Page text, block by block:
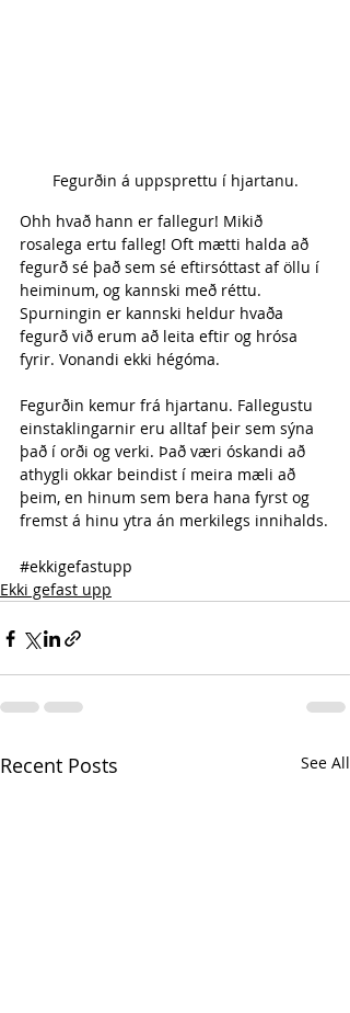
Fegurðin á uppsprettu í hjartanu.
Ohh hvað hann er fallegur! Mikið
rosalega ertu falleg! Oft mætti halda að
fegurð sé það sem sé eftirsóttast af öllu í
heiminum, og kannski með réttu.
Spurningin er kannski heldur hvaða
fegurð við erum að leita eftir og hrósa
fyrir. Vonandi ekki hégóma.
Fegurðin kemur frá hjartanu. Fallegustu
einstaklingarnir eru alltaf þeir sem sýna
það í orði og verki. Það væri óskandi að
athygli okkar beindist í meira mæli að
þeim, en hinum sem bera hana fyrst og
fremst á hinu ytra án merkilegs innihalds.
#ekkigefastupp
Ekki gefast upp
Recent Posts See All